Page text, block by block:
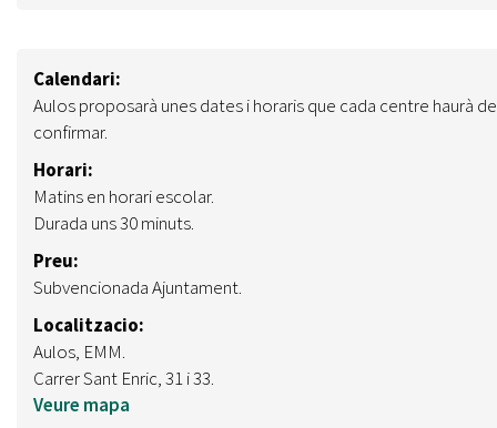
Calendari:
Aulos proposarà unes dates i horaris que cada centre haurà de
confirmar.
Horari:
Matins en horari escolar.
Durada uns 30 minuts.
Preu:
Subvencionada Ajuntament.
Localitzacio:
Aulos, EMM.
Carrer Sant Enric, 31 i 33.
Veure mapa